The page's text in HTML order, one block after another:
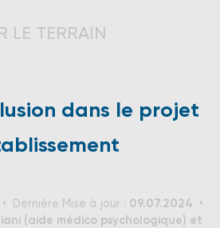
LE TERRAIN
dans le projet
Dernière Mise à jour : 09.07.2024
(aide médico psychologique) et